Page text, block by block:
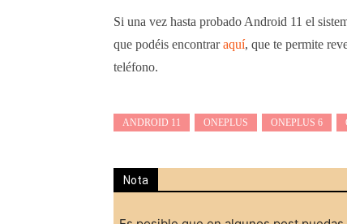
Si una vez hasta probado Android 11 el
que podéis encontraraquí, que te permite
teléfono.
ANDROID 11 ONEPLUS ONEPLUS 6
Nota